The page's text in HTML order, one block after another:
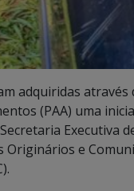
adquiridas através
(PAA) uma
Executiva
Originários e